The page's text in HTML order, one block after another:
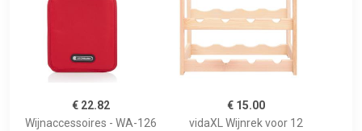
€ 22.82
Wijnaccessoires - WA-126
€ 15.00
vidaXL Wijnrek voor 12